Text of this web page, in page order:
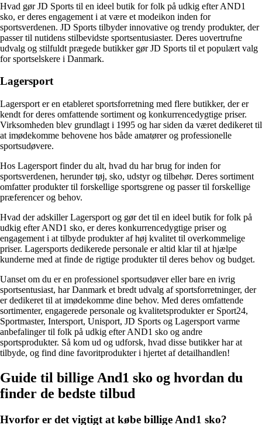
Hvad gør JD Sports til en ideel butik for folk på udkig efter AND1
sko, er deres engagement i at være et modeikon inden for
sportsverdenen. JD Sports tilbyder innovative og trendy produkter, der
passer til nutidens stilbevidste sportsentusiaster. Deres uovertrufne
udvalg og stilfuldt prægede butikker gør JD Sports til et populært valg
for sportselskere i Danmark.
Lagersport
Lagersport er en etableret sportsforretning med flere butikker, der er
kendt for deres omfattende sortiment og konkurrencedygtige priser.
Virksomheden blev grundlagt i 1995 og har siden da været dedikeret til
at imødekomme behovene hos både amatører og professionelle
sportsudøvere.
Hos Lagersport finder du alt, hvad du har brug for inden for
sportsverdenen, herunder tøj, sko, udstyr og tilbehør. Deres sortiment
omfatter produkter til forskellige sportsgrene og passer til forskellige
præferencer og behov.
Hvad der adskiller Lagersport og gør det til en ideel butik for folk på
udkig efter AND1 sko, er deres konkurrencedygtige priser og
engagement i at tilbyde produkter af høj kvalitet til overkommelige
priser. Lagersports dedikerede personale er altid klar til at hjælpe
kunderne med at finde de rigtige produkter til deres behov og budget.
Uanset om du er en professionel sportsudøver eller bare en ivrig
sportsentusiast, har Danmark et bredt udvalg af sportsforretninger, der
er dedikeret til at imødekomme dine behov. Med deres omfattende
sortimenter, engagerede personale og kvalitetsprodukter er Sport24,
Sportmaster, Intersport, Unisport, JD Sports og Lagersport varme
anbefalinger til folk på udkig efter AND1 sko og andre
sportsprodukter. Så kom ud og udforsk, hvad disse butikker har at
tilbyde, og find dine favoritprodukter i hjertet af detailhandlen!
Guide til billige And1 sko og hvordan du
finder de bedste tilbud
Hvorfor er det vigtigt at købe billige And1 sko?